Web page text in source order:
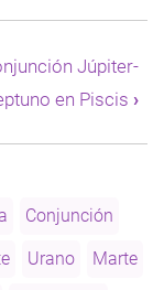
Júpiter-
en Piscis ›
Conjunción
Urano Marte